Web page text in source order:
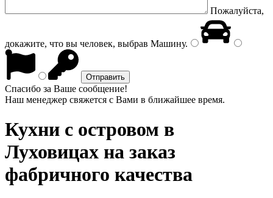
Пожалуйста,
докажите, что вы человек, выбрав Машину.
Спасибо за Ваше сообщение!
Наш менеджер свяжется с Вами в ближайшее время.
Кухни с островом в
Луховицах на заказ
фабричного качества